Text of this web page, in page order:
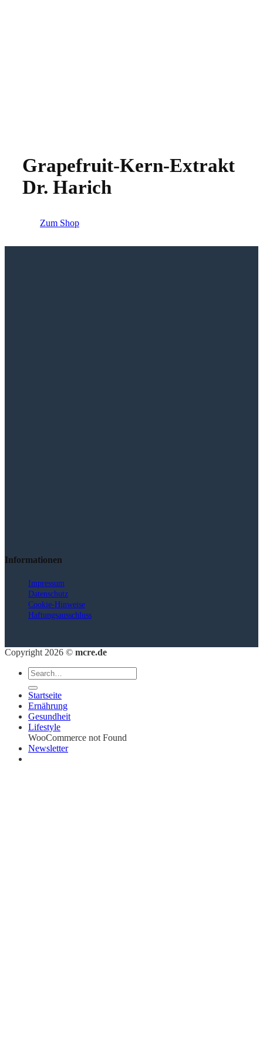
Grapefruit-Kern-Extrakt
Dr. Harich
Zum Shop
Informationen
Impressum
Datenschutz
Cookie-Hinweise
Haftungsausschluss
Copyright 2026 © mcre.de
Startseite
Ernährung
Gesundheit
Lifestyle
WooCommerce not Found
Newsletter